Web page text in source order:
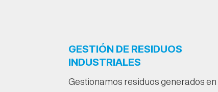
GESTIÓN DE RESIDUOS
INDUSTRIALES
Gestionamos residuos generados en